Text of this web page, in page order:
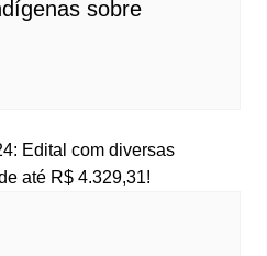
sobre